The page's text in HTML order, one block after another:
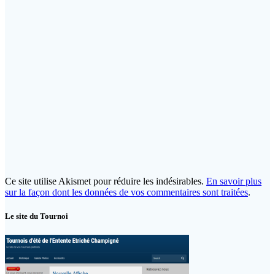
Ce site utilise Akismet pour réduire les indésirables. En savoir plus
sur la façon dont les données de vos commentaires sont traitées.
Le site du Tournoi